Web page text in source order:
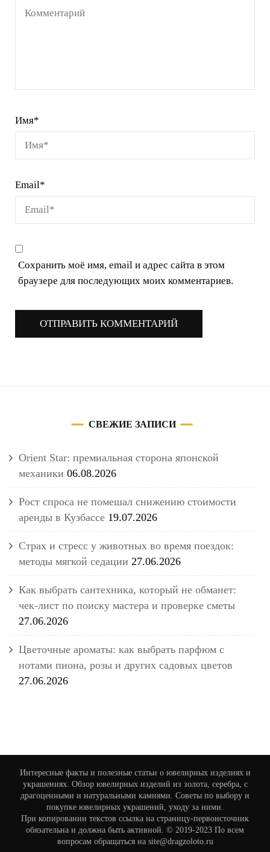
Имя*
Email*
Сохранить моё имя, email и адрес сайта в этом
браузере для последующих моих комментариев.
СВЕЖИЕ ЗАПИСИ
Orient Star: премиальная сторона японской
механики 06.08.2026
Рост спроса не помешал снижению стоимости
аренды в Кузбассе 19.07.2026
Страх и стресс у животных во время поездок:
методы мягкой седации 27.06.2026
Как выбрать сантехника, который не обманет:
чек-лист по поиску мастера и проверке сметы
27.06.2026
Цветочные ароматы: как выбрать парфюм с
нотами пиона, розы и других садовых цветов
27.06.2026
Интересные факты и полезные статьи о ювелирных изделиях и
украшениях. Обзор ювелирных изделий из золота, серебра, с
драгоценными и натуральными камнями. Советы по выбору и
покупке ювелирных украшений, уходу за ними.
При копировании текстов ссылка на страницу-первоисточник
обязательна и должна быть активной. © 2019-2023 По всем
вопросам обращаться на site@dragzoloto.ru